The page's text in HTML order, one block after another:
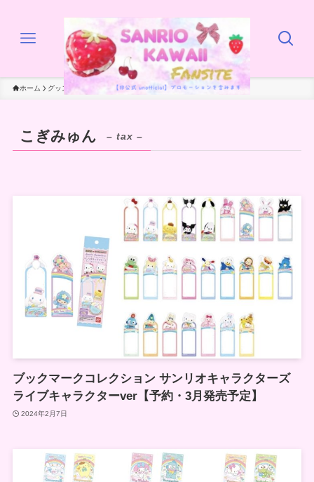
ホーム グッズ こぎみゅん
こぎみゅん – tax –
ブックマークコレクション サンリオキャラクターズ
ライブキャラクターver【予約・3月発売予定】
2024年2月7日